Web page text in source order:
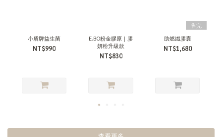
小盾牌益生菌
NT$990
E.BO粉金膠原｜膠
妍粉升級款
NT$830
售完
助燃纖膠囊
NT$1,680